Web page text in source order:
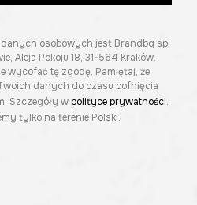
osobowych jest Brandbq sp.
Aleja Pokoju 18, 31-564 Kraków.
wycofać tę zgodę. Pamiętaj, że
danych do czasu cofnięcia
Szczegóły wpolityce prywatności.
tylko na terenie Polski.